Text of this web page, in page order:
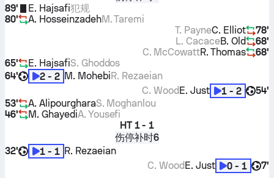
89'
E. Hajsafi犯规
80'
A. HosseinzadehM. Taremi
78'
C. Elliot
T. Payne
68'
B. Old
L. Cacace
68'
R. Thomas
C. McCowatt
65'
E. HajsafiS. Ghoddos
64'
2 - 2 M. MohebiR. Rezaeian
54'
1 - 2
E. Just
C. Wood
53'
A. AlipourgharaS. Moghanlou
46'
M. GhayediA. Yousefi
HT 1 - 1
伤停补时6
32'
1 - 1 R. Rezaeian
7'
0 - 1
E. Just
C. Wood